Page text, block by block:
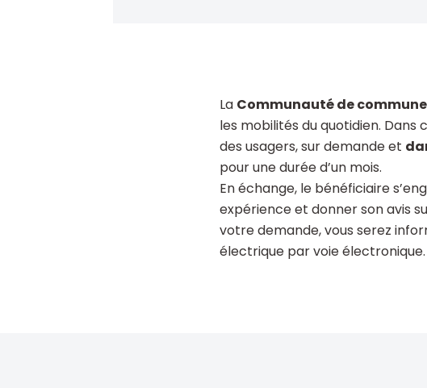
La Communauté de
les mobilités du quotidien.
des usagers, sur demande et
pour une durée d’un mois.
En échange, le bénéficiaire
expérience et donner son avis
votre demande, vous serez
électrique par voie électronique.